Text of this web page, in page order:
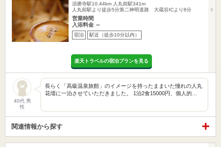
須磨寺駅10.44km 人丸前駅341m
人丸前駅より徒歩5分第二神明道路 大蔵谷ICより8分
営業時間
入浴料金 ～
宿泊 駅近（徒歩10分以内）
楽天トラベルの宿泊プランを見る
40代 男
性
長らく「高級温泉旅館」のイメージを持ったままいた憧れの人丸
花壇に一泊させていただきました。 1泊2食15000円、個人的…
関連情報から探す